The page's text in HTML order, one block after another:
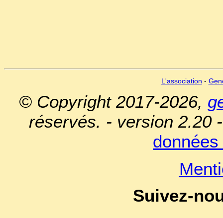
L'association -
© Copyright 2017-2026,
réservés. - version 2.20
Suivez-